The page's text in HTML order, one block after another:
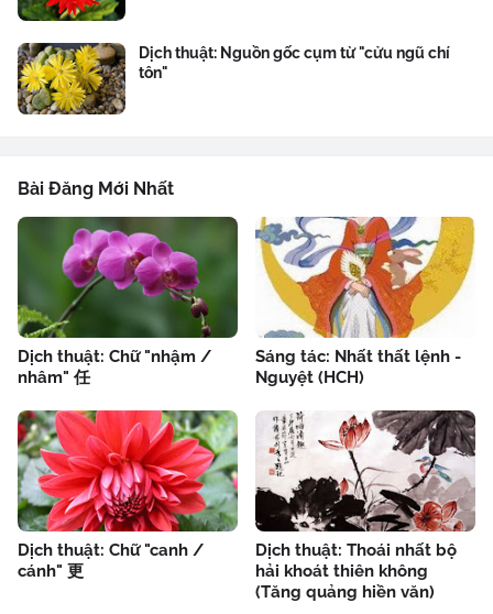
Dịch thuật: Nguồn gốc cụm từ "cửu ngũ chí
tôn"
Bài Đăng Mới Nhất
Dịch thuật: Chữ "nhậm /
nhâm" 任
Sáng tác: Nhất thất lệnh -
Nguyệt (HCH)
Dịch thuật: Chữ "canh /
cánh" 更
Dịch thuật: Thoái nhất bộ
hải khoát thiên không
(Tăng quảng hiền văn)